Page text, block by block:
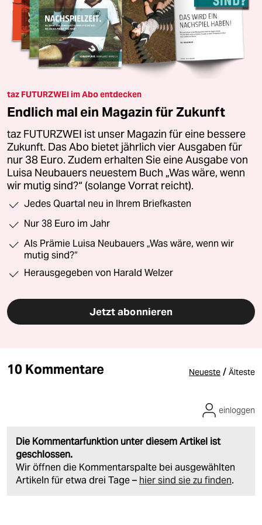
taz FUTURZWEI im Abo entdecken
Endlich mal ein Magazin für Zukunft
taz FUTURZWEI ist unser Magazin für eine bessere
Zukunft. Das Abo bietet jährlich vier Ausgaben für
nur 38 Euro. Zudem erhalten Sie eine Ausgabe von
Luisa Neubauers neuestem Buch „Was wäre, wenn
wir mutig sind?“ (solange Vorrat reicht).
Jedes Quartal neu in Ihrem Briefkasten
Nur 38 Euro im Jahr
Als Prämie Luisa Neubauers „Was wäre, wenn wir
mutig sind?“
Herausgegeben von Harald Welzer
Jetzt abonnieren
10 Kommentare Neueste / Älteste
Die Kommentarfunktion unter diesem Artikel ist
geschlossen.
Wir öffnen die Kommentarspalte bei ausgewählten
Artikeln für etwa drei Tage – hier sind sie zu finden.
einloggen